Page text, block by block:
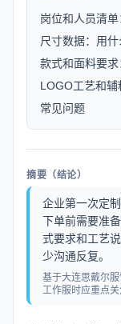
岗位和人员清
尺寸数据：用
款式和面料要
LOGO工艺和辅
常见问题
摘要（结论）
企业第一次定
下单前需要准
式要求和工艺
少沟通反复。
基于大连思戴尔
工作服时应重点关